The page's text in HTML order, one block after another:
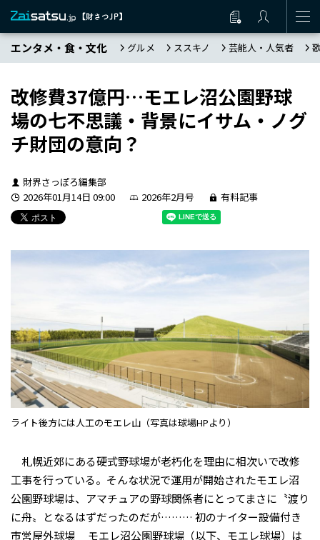
エンタメ・食・文化 グルメ ススキノ 芸能人・人気者
改修費37億円…モエレ沼公園野球
場の七不思議・背景にイサム・ノグ
チ財団の意向？
財界さっぽろ編集部
2026年01月14日 09:00
2026年2月号 有料記事
ライト後方には人工のモエレ山（写真は球場HPより）
札幌近郊にある硬式野球場が老朽化を理由に相次いで改修
工事を行っている。そんな状況で運用が開始されたモエレ沼
公園野球場は、アマチュアの野球関係者にとってまさに〝渡り
に舟〟となるはずだったのだが……… 初のナイター設備付き
市営屋外球場 モエレ沼公園野球場（以下、モエレ球場）は